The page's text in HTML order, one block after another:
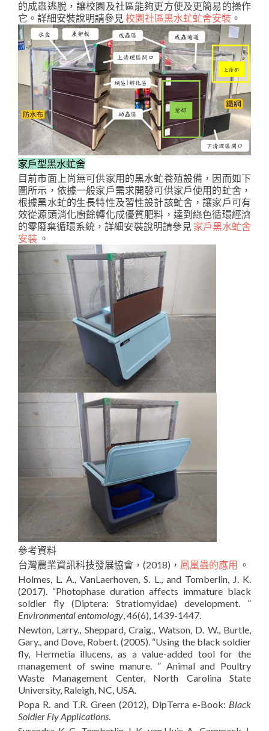
的成蟲逃脫，讓校園及社區能夠更方便及更簡易的操作
它。詳細安裝說明請參見校園社區黑水虻虻舍安裝 。
家戶型黑水虻舍
目前市面上尚無可供家用的黑水虻養殖設備，因而如下
圖所示，依據一般家戶需求開發可供家戶使用的虻舍，
根據黑水虻的生長特性及習性設計該虻舍，讓家戶可有
效從源頭消化廚餘轉化成優質肥料，達到綠色循環經濟
的零廢棄循環系統，詳細安裝說明請參見 家戶黑水虻舍
安裝 。
參考資料
台灣農業資訊科技發展協會，(2018)， 鳳凰蟲的應用 。
Holmes, L. A., VanLaerhoven, S. L., and Tomberlin, J. K.
(2017). “Photophase duration affects immature black
soldier fly (Diptera: Stratiomyidae) development. ”
Environmental entomology, 46(6), 1439-1447.
Newton, Larry., Sheppard, Craig., Watson, D. W., Burtle,
Gary., and Dove, Robert. (2005). “Using the black soldier
fly, Hermetia illucens, as a value-added tool for the
management of swine manure. ” Animal and Poultry
Waste Management Center, North Carolina State
University, Raleigh, NC, USA.
Popa R. and T.R. Green (2012), DipTerra e-Book: Black
Soldier Fly Applications.